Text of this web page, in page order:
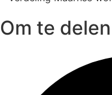
Om te delen